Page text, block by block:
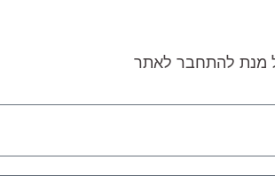
מנת להתחבר לאתר